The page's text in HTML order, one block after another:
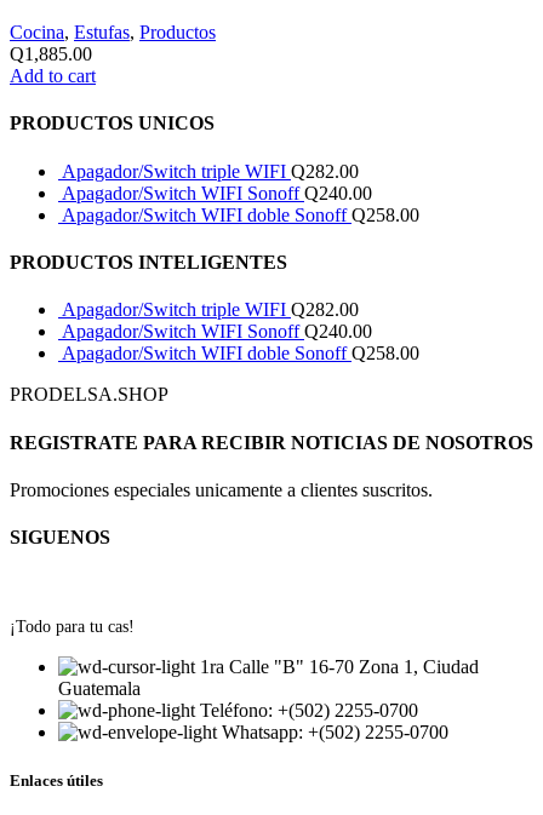
Cocina, Estufas, Productos
Q1,885.00
Add to cart
PRODUCTOS UNICOS
Apagador/Switch triple WIFI Q282.00
Apagador/Switch WIFI SonoffQ240.00
Apagador/Switch WIFI doble SonoffQ258.00
PRODUCTOS INTELIGENTES
Apagador/Switch triple WIFI Q282.00
Apagador/Switch WIFI SonoffQ240.00
Apagador/Switch WIFI doble SonoffQ258.00
PRODELSA.SHOP
REGISTRATE PARA RECIBIR NOTICIAS DE NOSOTROS
Promociones especiales unicamente a clientes suscritos.
SIGUENOS
¡Todo para tu cas!
1ra Calle "B" 16-70 Zona 1, Ciudad
Guatemala
Teléfono: +(502) 2255-0700
Whatsapp: +(502) 2255-0700
Enlaces útiles